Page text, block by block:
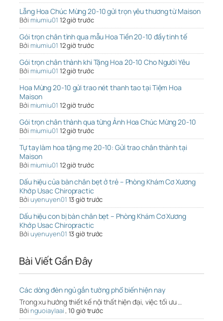
Lẵng Hoa Chúc Mừng 20-10 gửi trọn yêu thương từ Maison
Bởi miumiu01 12 giờ trước
Gói trọn chân tình qua mẫu Hoa Tiền 20-10 đầy tinh tế
Bởi miumiu01 12 giờ trước
Gói trọn chân thành khi Tặng Hoa 20-10 Cho Người Yêu
Bởi miumiu01 12 giờ trước
Hoa Mừng 20-10 gửi trao nét thanh tao tại Tiệm Hoa
Maison
Bởi miumiu01 12 giờ trước
Gói trọn chân thành qua từng Ảnh Hoa Chúc Mừng 20-10
Bởi miumiu01 12 giờ trước
Tự tay làm hoa tặng mẹ 20-10: Gửi trao chân thành tại
Maison
Bởi miumiu01 12 giờ trước
Dấu hiệu của bàn chân bẹt ở trẻ – Phòng Khám Cơ Xương
Khớp Usac Chiropractic
Bởi uyenuyen01 13 giờ trước
Dấu hiệu con bị bàn chân bẹt – Phòng Khám Cơ Xương
Khớp Usac Chiropractic
Bởi uyenuyen01 13 giờ trước
Bài Viết Gần Đây
Các dòng đèn ngủ gắn tường phổ biến hiện nay
Trong xu hướng thiết kế nội thất hiện đại, việc tối ưu …
Bởi nguoiaylaai,10 giờ trước